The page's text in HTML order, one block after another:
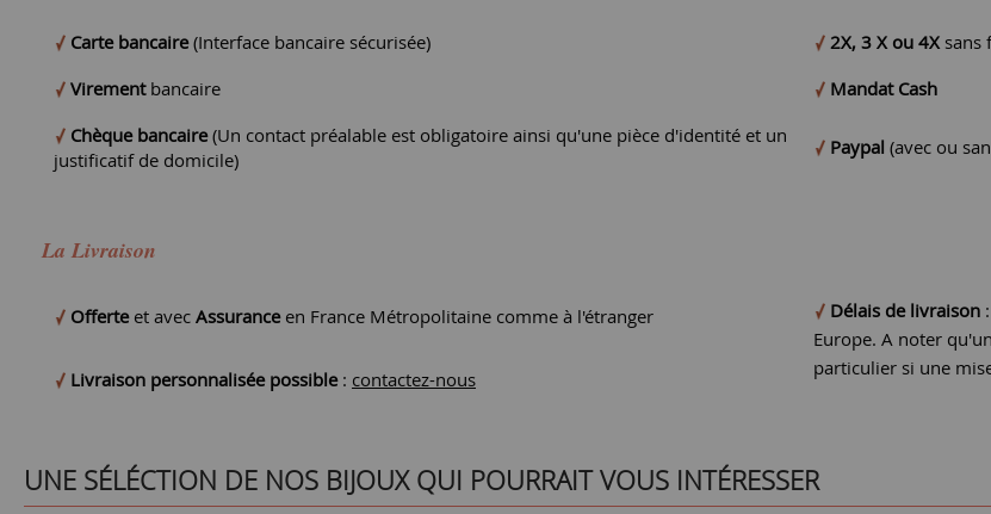
Carte bancaire(Interface bancaire sécurisée) 2X, 3 X ou 4X sans
Virementbancaire
Mandat Cash
Chèque bancaire(Un contact préalable est obligatoire ainsi qu'une pièce d'identité et un
justificatif de domicile)
Paypal (avec ou
La Livraison
Offerteet avec Assuranceen France Métropolitaine comme à l'étranger Délais de livraison
Europe. A noter
particulier si une
Livraison personnalisée possible : contactez-nous
UNE SÉLÉCTION DE NOS BIJOUX QUI POURRAIT VOUS INTÉRESSER